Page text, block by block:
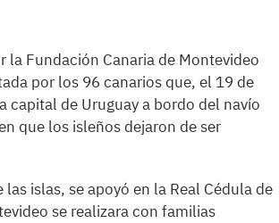
la Fundación Canaria de Montevideo
por los 96 canarios que, el 19 de
capital de Uruguay a bordo del navío
que los isleños dejaron de ser
islas, se apoyó en la Real Cédula de
se realizara con familias